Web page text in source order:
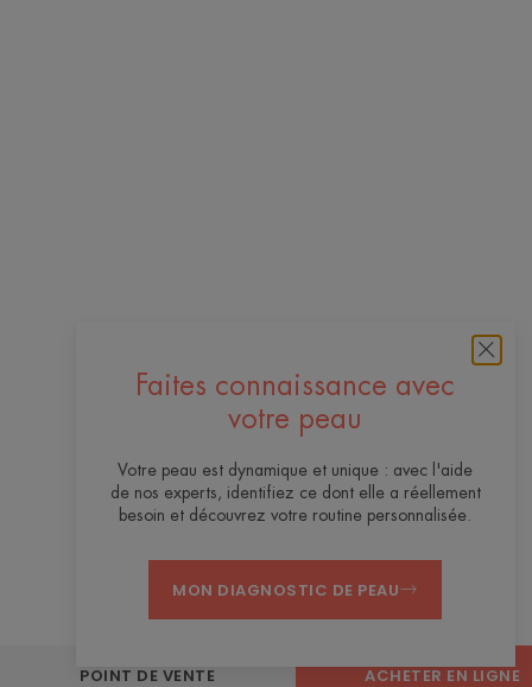
POINT DE VENTE ACHETER EN LIGNE
Faites connaissance avec
votre peau
Votre peau est dynamique et unique : avec l'aide
de nos experts, identifiez ce dont elle a réellement
besoin et découvrez votre routine personnalisée.
MON DIAGNOSTIC DE PEAU